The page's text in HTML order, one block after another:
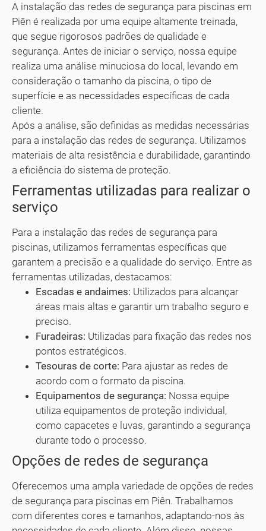
A instalação das redes de segurança para piscinas em
Piên é realizada por uma equipe altamente treinada,
que segue rigorosos padrões de qualidade e
segurança. Antes de iniciar o serviço, nossa equipe
realiza uma análise minuciosa do local, levando em
consideração o tamanho da piscina, o tipo de
superfície e as necessidades específicas de cada
cliente.
Após a análise, são definidas as medidas necessárias
para a instalação das redes de segurança. Utilizamos
materiais de alta resistência e durabilidade, garantindo
a eficiência do sistema de proteção.
Ferramentas utilizadas para realizar o
serviço
Para a instalação das redes de segurança para
piscinas, utilizamos ferramentas específicas que
garantem a precisão e a qualidade do serviço. Entre as
ferramentas utilizadas, destacamos:
Escadas e andaimes: Utilizados para alcançar
áreas mais altas e garantir um trabalho seguro e
preciso.
Furadeiras: Utilizadas para fixação das redes nos
pontos estratégicos.
Tesouras de corte: Para ajustar as redes de
acordo com o formato da piscina.
Equipamentos de segurança: Nossa equipe
utiliza equipamentos de proteção individual,
como capacetes e luvas, garantindo a segurança
durante todo o processo.
Opções de redes de segurança
Oferecemos uma ampla variedade de opções de redes
de segurança para piscinas em Piên. Trabalhamos
com diferentes cores e tamanhos, adaptando-nos às